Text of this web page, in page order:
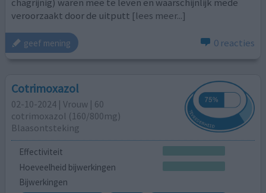
veroorzaakt door de uitputt [lees meer...]
geef mening 0 reacties
Cotrimoxazol
02-10-2024 | Vrouw | 60
cotrimoxazol (160/800mg)
Blaasontsteking
Effectiviteit
Hoeveelheid bijwerkingen
Bijwerkingen